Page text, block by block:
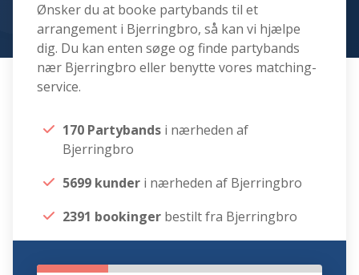
Ønsker du at booke partybands til et
arrangement i Bjerringbro, så kan vi hjælpe
dig. Du kan enten søge og finde partybands
nær Bjerringbro eller benytte vores matching-
service.
170 Partybands i nærheden af
Bjerringbro
5699 kunder i nærheden af Bjerringbro
2391 bookinger bestilt fra Bjerringbro